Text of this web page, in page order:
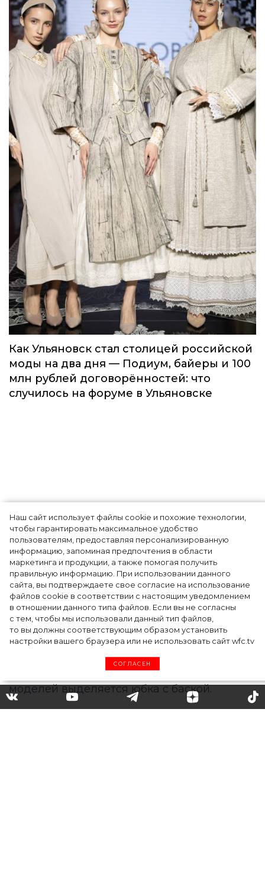
Наш сайт использует файлы cookie и похожие технологии,
чтобы гарантировать максимальное удобство
пользователям, предоставляя персонализированную
информацию, запоминая предпочтения в области
маркетинга и продукции, а также помогая получить
правильную информацию. При использовании данного
сайта, вы подтверждаете свое согласие на использование
файлов cookie в соответствии с настоящим уведомлением
в отношении данного типа файлов. Если вы не согласны
с тем, чтобы мы использовали данный тип файлов,
то вы должны соответствующим образом установить
настройки вашего браузера или не использовать сайт wfc.tv
СОГЛАСЕН
Показы для души: как Алтай стал новой
точкой на карте российской моды —
Там, где вдохновение само находит
дизайнера
Как Ульяновск стал столицей российской
моды на два дня — Подиум, байеры и 100
млн рублей договорённостей: что
случилось на форуме в Ульяновске
Юбка с баской: что это такое